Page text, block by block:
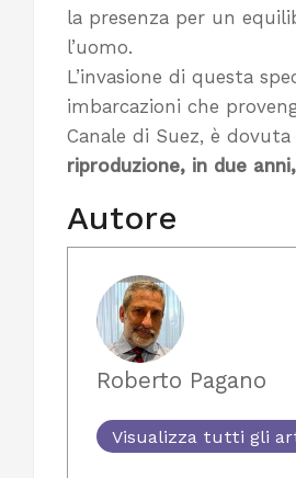
la presenza per un
l’uomo.
L’invasione di questa
imbarcazioni che
Canale di Suez, è
riproduzione, in due
Autore
Roberto Pagano
Visualizza tutti gli